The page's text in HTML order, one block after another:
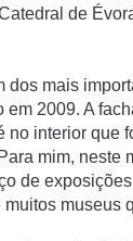
de
dos mais
em 2009. A
no interior que
mim, neste
de
museus